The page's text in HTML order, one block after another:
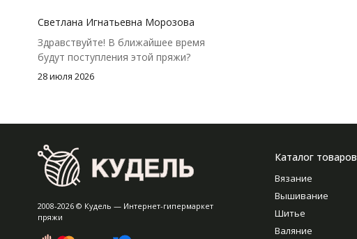
чуть-чуть не хватило))
Светлана Игнатьевна Морозова
Здравствуйте! В ближайшее время
будут поступления этой пряжи?
28 июля 2026
2008-2026 © Кудель — Интернет-гипермаркет
пряжи
Каталог товаров
Вязание
Вышивание
Шитье
Валяние